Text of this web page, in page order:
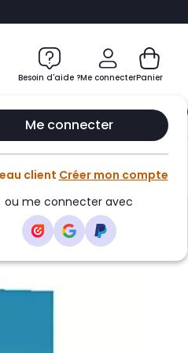
chatbot
Besoin d'aide ?Me connecter
Me connecter
client Créer mon compte
ou me connecter avec
Panier
Club Infinity
au panier